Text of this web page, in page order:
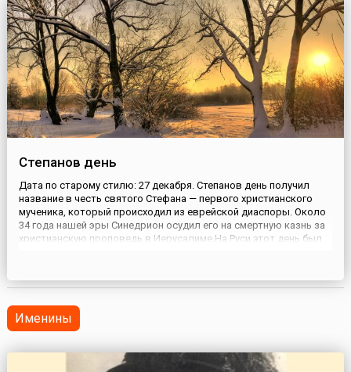
Степанов день
Дата по старому стилю: 27 декабря. Степанов день получил
название в честь святого Стефана — первого христианского
мученика, который происходил из еврейской диаспоры. Около
34 года нашей эры Синедрион осудил его на смертную казнь за
христианскую проповедь в Иерусалиме.На Руси этот день был
Именины